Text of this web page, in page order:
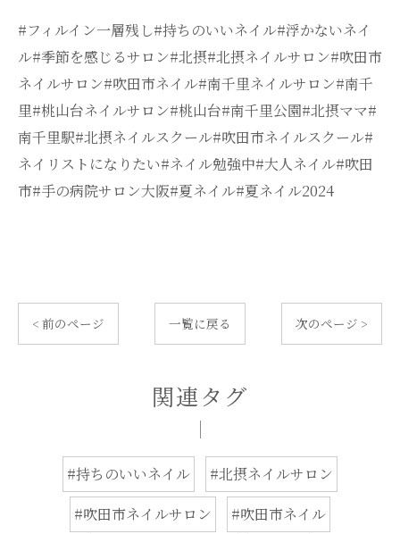
#フィルイン一層残し#持ちのいいネイル#浮かないネイ
ル#季節を感じるサロン#北摂#北摂ネイルサロン#吹田市
ネイルサロン#吹田市ネイル#南千里ネイルサロン#南千
里#桃山台ネイルサロン#桃山台#南千里公園#北摂ママ#
南千里駅#北摂ネイルスクール#吹田市ネイルスクール#
ネイリストになりたい#ネイル勉強中#大人ネイル#吹田
市#手の病院サロン大阪#夏ネイル#夏ネイル2024
< 前のページ 一覧に戻る 次のページ >
関連タグ
#持ちのいいネイル
#北摂ネイルサロン
#吹田市ネイルサロン
#吹田市ネイル